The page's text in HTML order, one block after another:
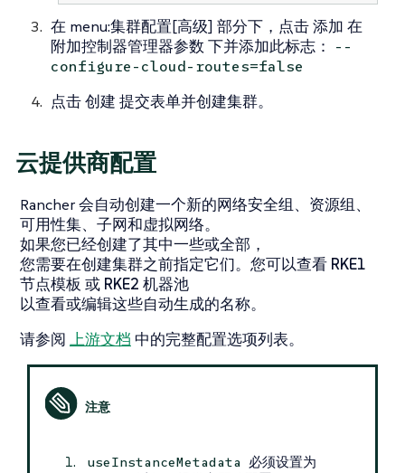
在 menu:集群配置[高级] 部分下，点击添加 在
附加控制器管理器参数 下并添加此标志：
--
configure-cloud-routes=false
点击创建 提交表单并创建集群。
云提供商配置
Rancher 会自动创建一个新的网络安全组、资源组、
可用性集、子网和虚拟网络。
如果您已经创建了其中一些或全部，
您需要在创建集群之前指定它们。您可以查看 RKE1
节点模板 或 RKE2 机器池
以查看或编辑这些自动生成的名称。
请参阅 上游文档 中的完整配置选项列表。
useInstanceMetadata 必须设置为